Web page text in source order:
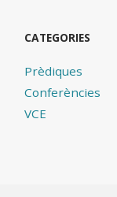
CATEGORIES
Prèdiques
Conferències
VCE